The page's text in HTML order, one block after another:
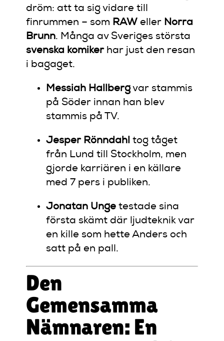
dröm: att ta sig vidare till
finrummen – som RAW eller Norra
Brunn. Många av Sveriges största
svenska komikerhar just den resan
i bagaget.
Messiah Hallberg var stammis
på Söder innan han blev
stammis på TV.
Jesper Rönndahl tog tåget
från Lund till Stockholm, men
gjorde karriären i en källare
med 7 pers i publiken.
Jonatan Unge testade sina
första skämt där ljudteknik var
en kille som hette Anders och
satt på en pall.
Den
Gemensamma
Nämnaren: En